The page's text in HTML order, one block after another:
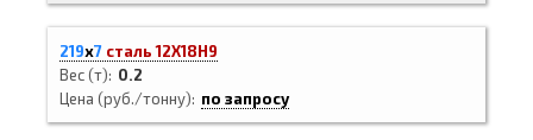
219х7 сталь 12Х18Н9
Вес (т)
0.2
Цена (руб./тонну)
по запросу